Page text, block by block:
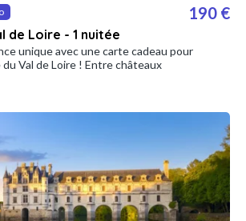
de Loire - 1 nuitée
190 €
unique avec une carte cadeau pour
Val de Loire ! Entre châteaux